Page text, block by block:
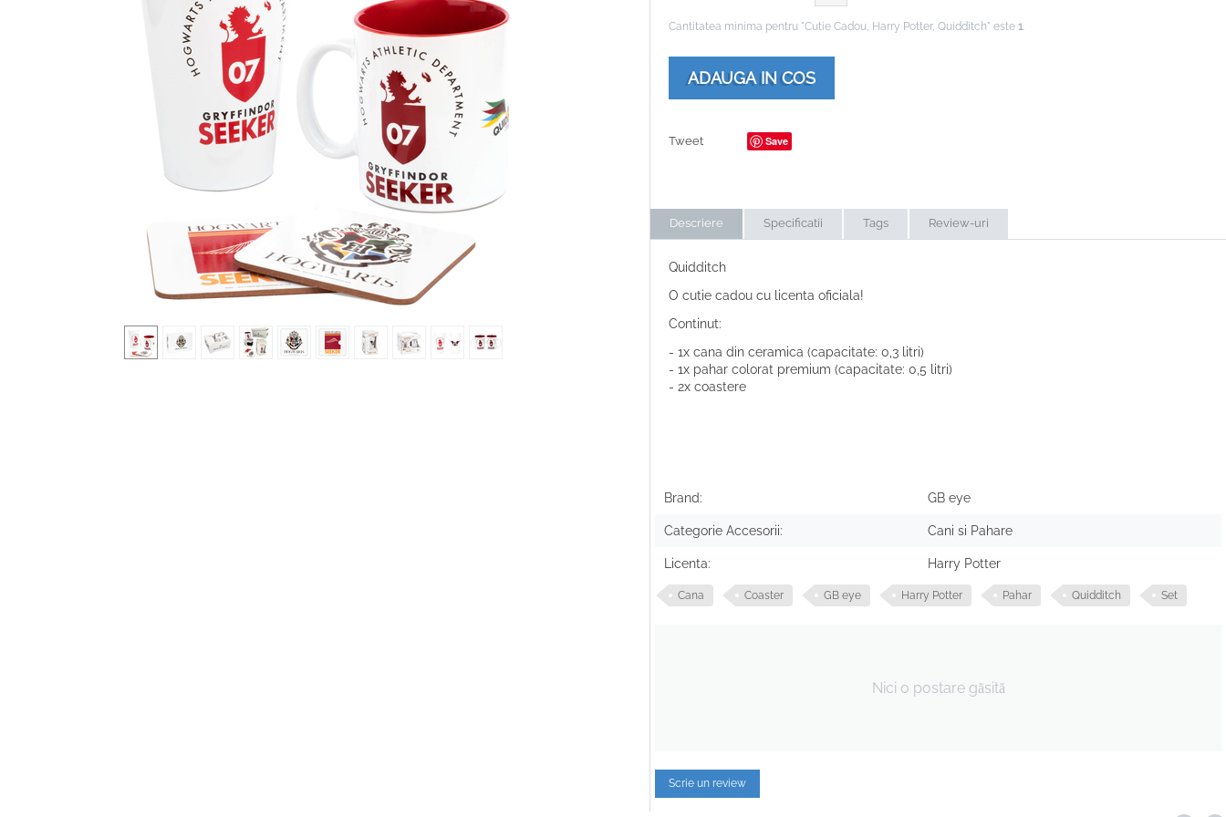
Cantitatea minima pentru "Cutie Cadou, Harry Potter, Quidditch" este 1.
ADAUGA IN COS
Tweet Save
Descriere Specificatii Tags Review-uri
Quidditch
O cutie cadou cu licenta oficiala!
Continut:
- 1x cana din ceramica (capacitate: 0,3 litri)
- 1x pahar colorat premium (capacitate: 0,5 litri)
- 2x coastere
Brand: GB eye
Categorie Accesorii: Cani si Pahare
Licenta: Harry Potter
Cana Coaster GB eye Harry Potter Pahar Quidditch Set
Nici o postare găsită
Scrie un review